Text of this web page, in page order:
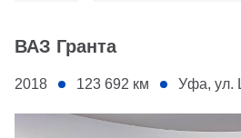
ВАЗ Гранта
2018 123 692 км Уфа, ул.